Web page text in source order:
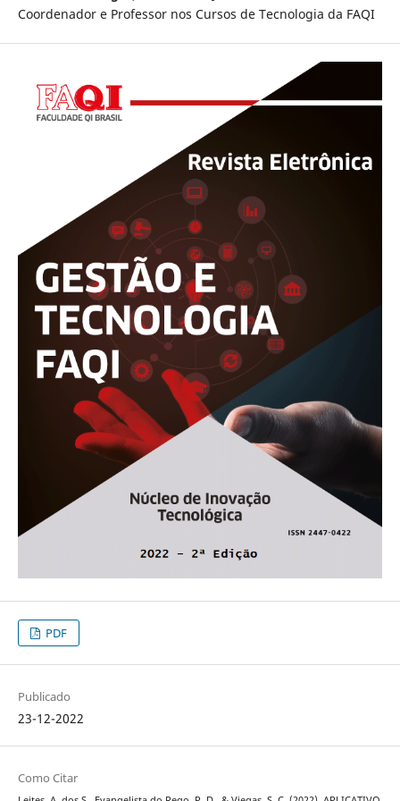
Coordenador e Professor nos Cursos de Tecnologia da FAQI
PDF
Publicado
23-12-2022
Como Citar